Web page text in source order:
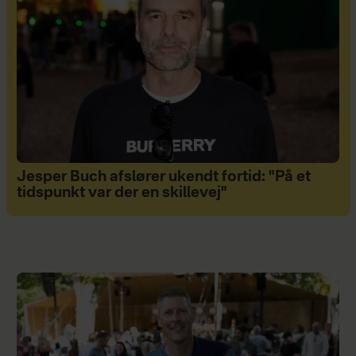
Jesper Buch afslører ukendt fortid: "På et
tidspunkt var der en skillevej"